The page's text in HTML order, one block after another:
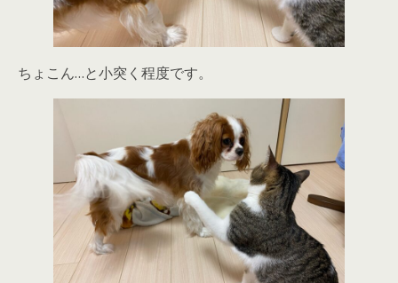
ちょこん…と小突く程度です。